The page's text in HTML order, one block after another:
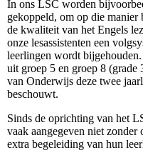
In ons LSC worden
gekoppeld, om op die
de kwaliteit van het Engels
onze lesassistenten een
leerlingen wordt
uit groep 5 en groep 8 (grade
van Onderwijs deze twee
beschouwt.
Sinds de oprichting van het
vaak aangegeven niet
extra begeleiding van hun